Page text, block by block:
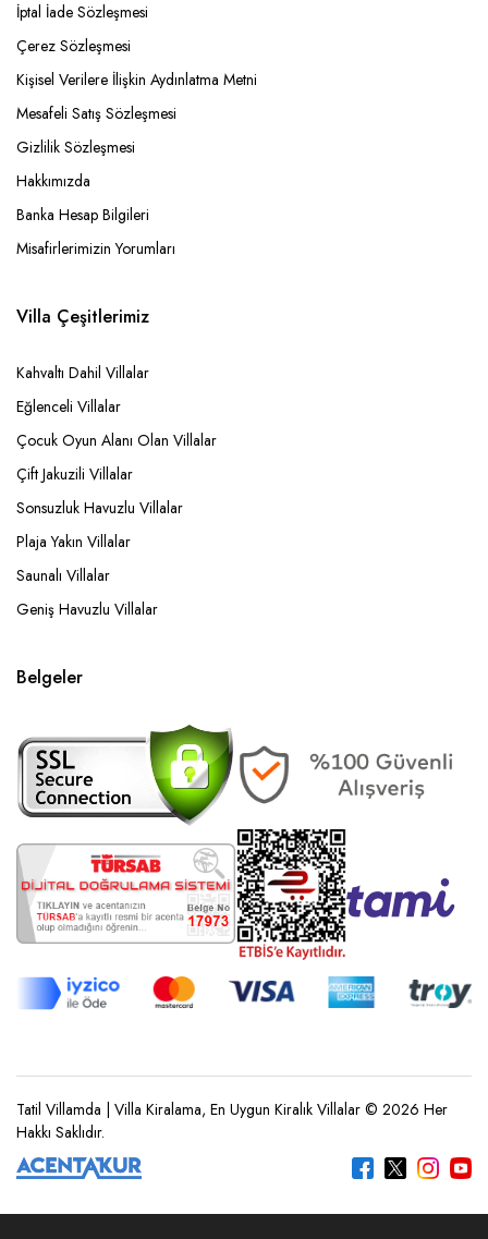
İptal İade Sözleşmesi
Çerez Sözleşmesi
Kişisel Verilere İlişkin Aydınlatma Metni
Mesafeli Satış Sözleşmesi
Gizlilik Sözleşmesi
Hakkımızda
Banka Hesap Bilgileri
Misafirlerimizin Yorumları
Villa Çeşitlerimiz
Kahvaltı Dahil Villalar
Eğlenceli Villalar
Çocuk Oyun Alanı Olan Villalar
Çift Jakuzili Villalar
Sonsuzluk Havuzlu Villalar
Plaja Yakın Villalar
Saunalı Villalar
Geniş Havuzlu Villalar
Belgeler
Tatil Villamda | Villa Kiralama, En Uygun Kiralık Villalar © 2026 Her
Hakkı Saklıdır.